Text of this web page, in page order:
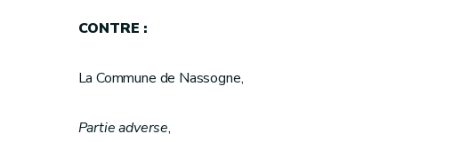
CONTRE :
La Commune de Nassogne,
Partie adverse,